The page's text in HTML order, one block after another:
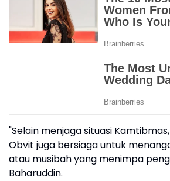
"Selain menjaga situasi
Obvit juga bersiaga untuk
atau musibah yang menimpa
Baharuddin.